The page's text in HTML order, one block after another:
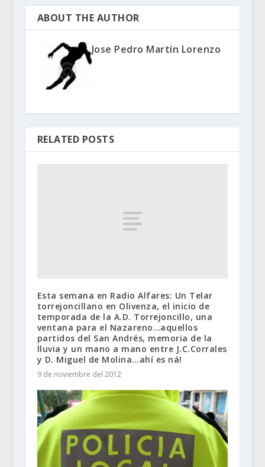
ABOUT THE AUTHOR
Jose Pedro Martín Lorenzo
RELATED POSTS
Esta semana en Radio Alfares: Un Telar
torrejoncillano en Olivenza, el inicio de
temporada de la A.D. Torrejoncillo, una
ventana para el Nazareno…aquellos
partidos del San Andrés, memoria de la
lluvia y un mano a mano entre J.C.Corrales
y D. Miguel de Molina…ahí es ná!
9 de noviembre del 2012